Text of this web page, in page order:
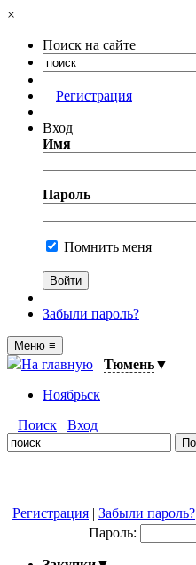
×
Поиск на сайте
Регистрация
Вход
Имя
Пароль
Помнить меня
Забыли пароль?
Меню ≡
На главную Тюмень▼
Ноябрьск
Поиск
Вход
Регистрация | Забыли пароль?
Пароль: